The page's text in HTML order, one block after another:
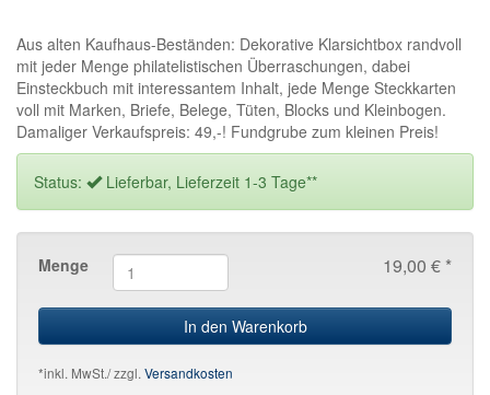
Aus alten Kaufhaus-Beständen: Dekorative Klarsichtbox randvoll
mit jeder Menge philatelistischen Überraschungen, dabei
Einsteckbuch mit interessantem Inhalt, jede Menge Steckkarten
voll mit Marken, Briefe, Belege, Tüten, Blocks und Kleinbogen.
Damaliger Verkaufspreis: 49,-! Fundgrube zum kleinen Preis!
Status: Lieferbar, Lieferzeit 1-3 Tage**
19,00 € *
Menge
In den Warenkorb
*inkl. MwSt./ zzgl.Versandkosten